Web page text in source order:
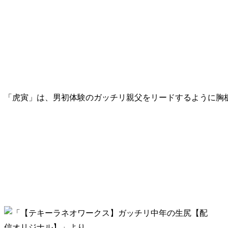
「虎寅」は、男初体験のガッチリ親父をリードするように